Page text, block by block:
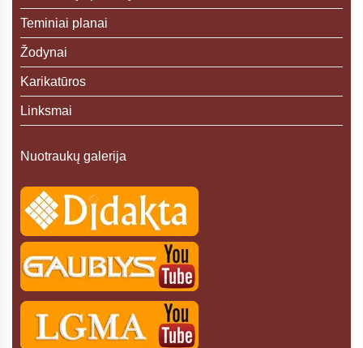
Teminiai planai
Žodynai
Karikatūros
Linksmai
Nuotraukų galerija